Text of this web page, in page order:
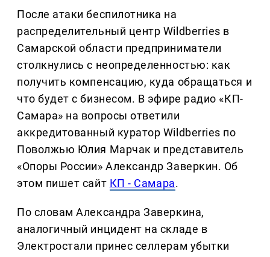
После атаки беспилотника на
распределительный центр Wildberries в
Самарской области предприниматели
столкнулись с неопределенностью: как
получить компенсацию, куда обращаться и
что будет с бизнесом. В эфире радио «КП-
Самара» на вопросы ответили
аккредитованный куратор Wildberries по
Поволжью Юлия Марчак и представитель
«Опоры России» Александр Заверкин. Об
этом пишет сайт КП - Самара.
По словам Александра Заверкина,
аналогичный инцидент на складе в
Электростали принес селлерам убытки